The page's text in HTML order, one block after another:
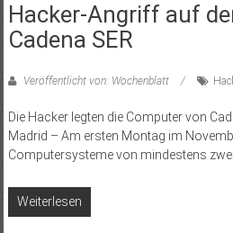
Hacker-Angriff auf
Cadena SER
Veröffentlicht von: Wochenblatt
Die Hacker legten die Computer von
Madrid – Am ersten Montag im
Computersysteme von mindestens zwei
Weiterlesen